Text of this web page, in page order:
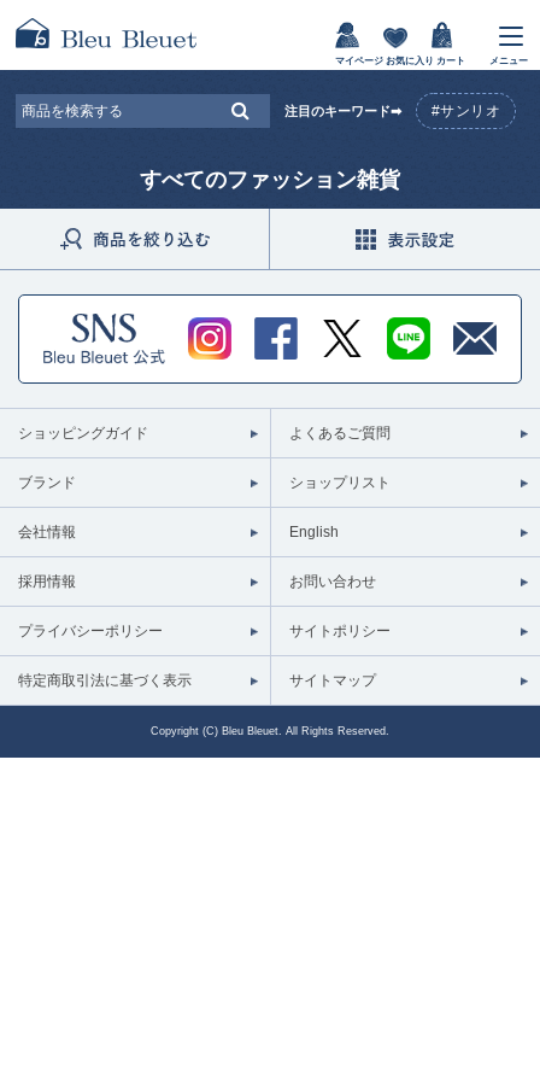
マイページ お気に入り カート メニュー
注目のキーワード➡ #サンリオ
すべてのファッション雑貨
ショッピングガイド よくあるご質問
ブランド ショップリスト
会社情報 English
採用情報 お問い合わせ
プライバシーポリシー サイトポリシー
特定商取引法に基づく表示 サイトマップ
Copyright (C) Bleu Bleuet. All Rights Reserved.